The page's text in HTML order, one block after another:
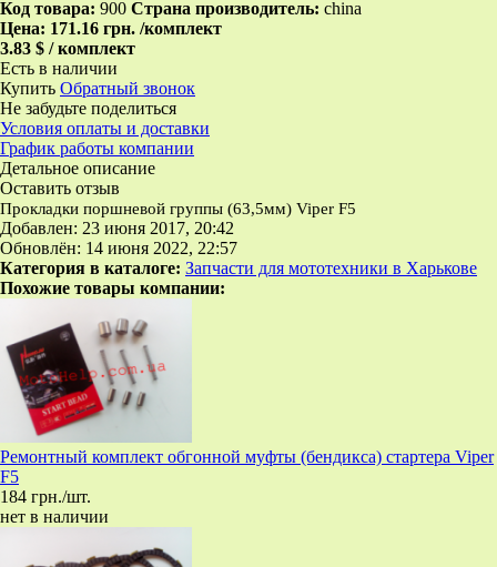
Код товара: 900 Страна производитель: china
Цена: 171.16 грн. /комплект
3.83 $ / комплект
Есть в наличии
Купить Обратный звонок
Не забудьте поделиться
Условия оплаты и доставки
График работы компании
Детальное описание
Оставить отзыв
Прокладки поршневой группы (63,5мм) Viper F5
Добавлен: 23 июня 2017, 20:42
Обновлён: 14 июня 2022, 22:57
Категория в каталоге: Запчасти для мототехники в Харькове
Похожие товары компании:
Ремонтный комплект обгонной муфты (бендикса) стартера Viper
F5
184 грн./шт.
нет в наличии